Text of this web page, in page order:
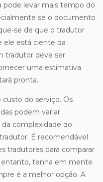
pode levar mais tempo do
se o documento
se de que o tradutor
ele está ciente da
tradutor deve ser
uma estimativa
pronta.
do serviço. Os
podem variar
complexidade do
É recomendável
tradutores para comparar
entanto, tenha em mente
é a melhor opção. A